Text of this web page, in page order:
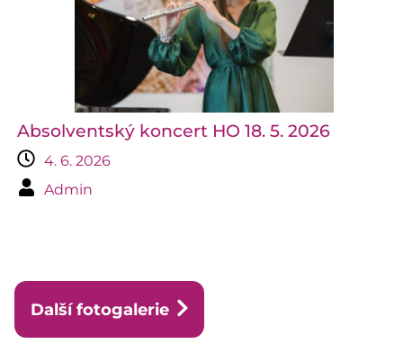
Absolventský koncert HO 18. 5. 2026
4. 6. 2026
Admin
Další fotogalerie